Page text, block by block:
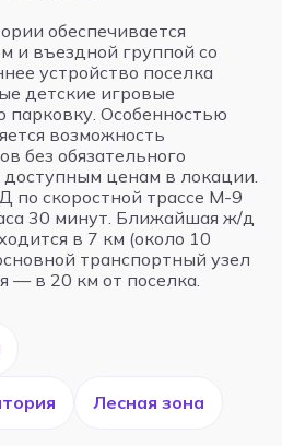
обеспечивается
и въездной группой со
устройство поселка
детские игровые
Особенностью
возможность
без обязательного
ценам в локации.
по скоростной трассе М-9
30 минут. Ближайшая ж/д
в 7 км (около 10
транспортный узел
— в 20 км от поселка.
Лесная зона